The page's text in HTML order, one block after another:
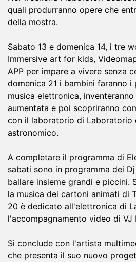
quali produrranno opere che
della mostra.
Sabato 13 e domenica 14, i tre
Immersive art for kids,
APP per impare a vivere senza
domenica 21 i bambini faranno
musica elettronica,
aumentata e poi scopriranno
con il laboratorio di Laboratorio
astronomico.
A completare il programma di
sabati sono in programma dei
ballare insieme grandi e piccini.
la musica dei cartoni animati di
20 è dedicato all'elettronica di
l'accompagnamento video di VJ
Si conclude con l'artista
che presenta il suo nuovo